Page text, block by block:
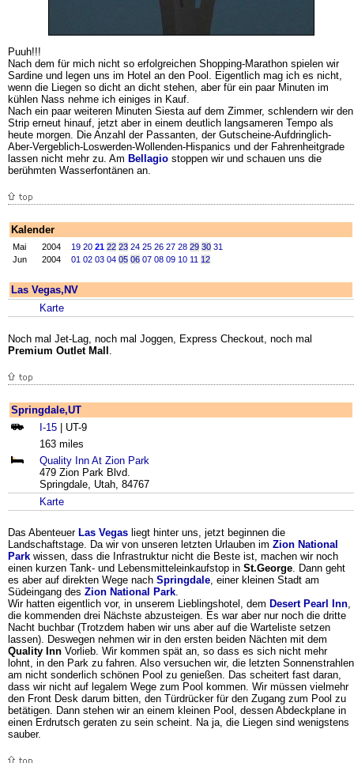
Puuh!!!
Nach dem für mich nicht so erfolgreichen Shopping-Marathon spielen wir
Sardine und legen uns im Hotel an den Pool. Eigentlich mag ich es nicht,
wenn die Liegen so dicht an dicht stehen, aber für ein paar Minuten im
kühlen Nass nehme ich einiges in Kauf.
Nach ein paar weiteren Minuten Siesta auf dem Zimmer, schlendern wir den
Strip erneut hinauf, jetzt aber in einem deutlich langsameren Tempo als
heute morgen. Die Anzahl der Passanten, der Gutscheine-Aufdringlich-
Aber-Vergeblich-Loswerden-Wollenden-Hispanics und der Fahrenheitgrade
lassen nicht mehr zu. Am Bellagio stoppen wir und schauen uns die
berühmten Wasserfontänen an.
Kalender
Mai 2004 19 20 21 22 23 24 25 26 27 28 29 30 31
Jun
2004 01 02 03 04 05 06 07 08 09 10 11 12
Las Vegas,NV
Karte
Noch mal Jet-Lag, noch mal Joggen, Express Checkout, noch mal
Premium Outlet Mall .
Springdale,UT
I-15 | UT-9
163 miles
Quality Inn At Zion Park
479 Zion Park Blvd.
Springdale, Utah, 84767
Karte
Das Abenteuer Las Vegas liegt hinter uns, jetzt beginnen die
Landschaftstage. Da wir von unseren letzten Urlauben im Zion National
Park wissen, dass die Infrastruktur nicht die Beste ist, machen wir noch
einen kurzen Tank- und Lebensmitteleinkaufstop in St.George. Dann geht
es aber auf direkten Wege nach Springdale, einer kleinen Stadt am
Südeingang des Zion National Park.
Wir hatten eigentlich vor, in unserem Lieblingshotel, dem Desert Pearl Inn,
die kommenden drei Nächste abzusteigen. Es war aber nur noch die dritte
Nacht buchbar (Trotzdem haben wir uns aber auf die Warteliste setzen
lassen). Deswegen nehmen wir in den ersten beiden Nächten mit dem
Quality Inn Vorlieb. Wir kommen spät an, so dass es sich nicht mehr
lohnt, in den Park zu fahren. Also versuchen wir, die letzten Sonnenstrahlen
am nicht sonderlich schönen Pool zu genießen. Das scheitert fast daran,
dass wir nicht auf legalem Wege zum Pool kommen. Wir müssen vielmehr
den Front Desk darum bitten, den Türdrücker für den Zugang zum Pool zu
betätigen. Dann stehen wir an einem kleinen Pool, dessen Abdeckplane in
einen Erdrutsch geraten zu sein scheint. Na ja, die Liegen sind wenigstens
sauber.